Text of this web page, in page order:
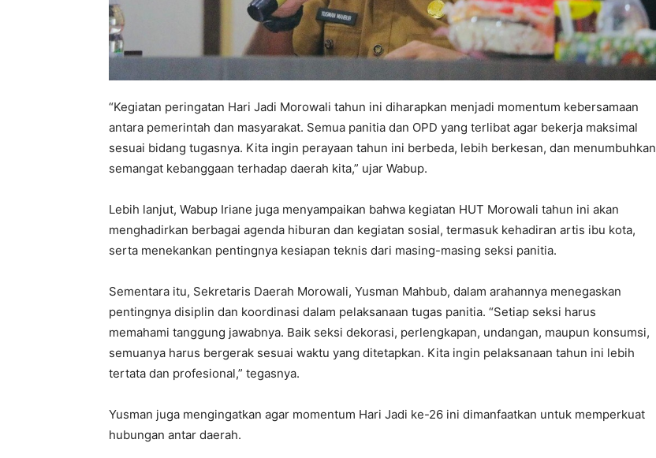
“Kegiatan peringatan Hari Jadi Morowali tahun ini diharapkan menjadi momentum kebersamaan
antara pemerintah dan masyarakat. Semua panitia dan OPD yang terlibat agar bekerja maksimal
sesuai bidang tugasnya. Kita ingin perayaan tahun ini berbeda, lebih berkesan, dan menumbuhkan
semangat kebanggaan terhadap daerah kita,” ujar Wabup.
Lebih lanjut, Wabup Iriane juga menyampaikan bahwa kegiatan HUT Morowali tahun ini akan
menghadirkan berbagai agenda hiburan dan kegiatan sosial, termasuk kehadiran artis ibu kota,
serta menekankan pentingnya kesiapan teknis dari masing-masing seksi panitia.
Sementara itu, Sekretaris Daerah Morowali, Yusman Mahbub, dalam arahannya menegaskan
pentingnya disiplin dan koordinasi dalam pelaksanaan tugas panitia. “Setiap seksi harus
memahami tanggung jawabnya. Baik seksi dekorasi, perlengkapan, undangan, maupun konsumsi,
semuanya harus bergerak sesuai waktu yang ditetapkan. Kita ingin pelaksanaan tahun ini lebih
tertata dan profesional,” tegasnya.
Yusman juga mengingatkan agar momentum Hari Jadi ke-26 ini dimanfaatkan untuk memperkuat
hubungan antar daerah.